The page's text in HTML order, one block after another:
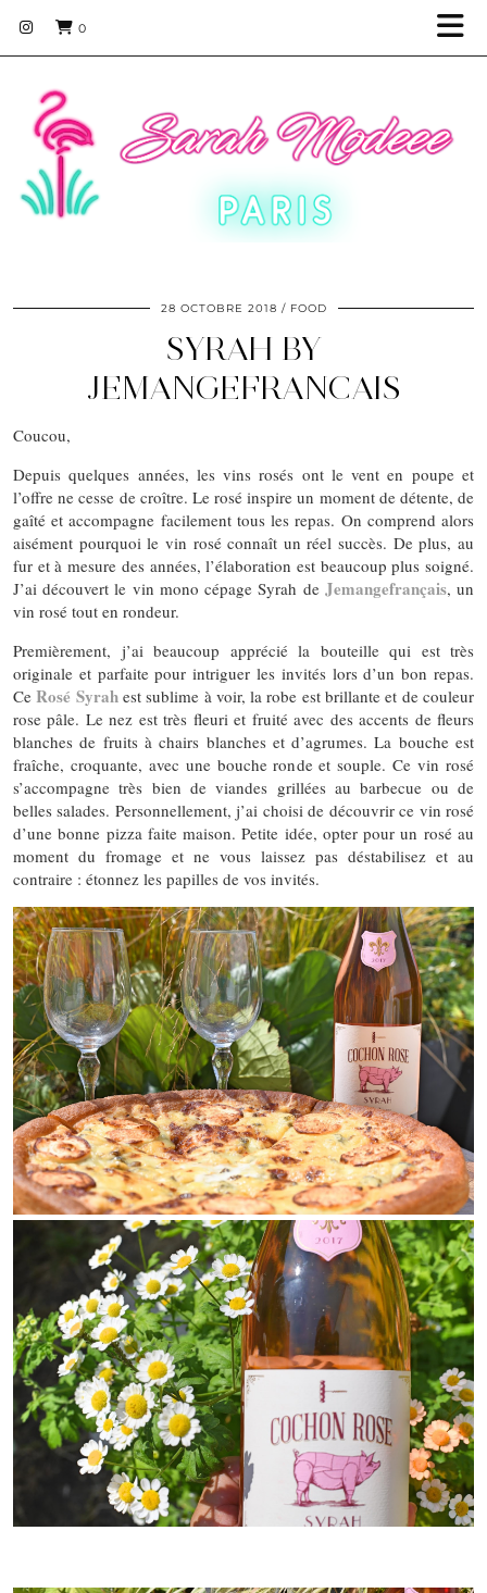
0
28 OCTOBRE 2018 FOOD
SYRAH BY
JEMANGEFRANCAIS
Coucou,
Depuis quelques années, les vins rosés ont le vent en poupe et
l’offre ne cesse de croître. Le rosé inspire un moment de détente, de
gaîté et accompagne facilement tous les repas. On comprend alors
aisément pourquoi le vin rosé connaît un réel succès. De plus, au
fur et à mesure des années, l’élaboration est beaucoup plus soigné.
J’ai découvert le vin mono cépage Syrah de Jemangefrançais, un
vin rosé tout en rondeur.
Premièrement, j’ai beaucoup apprécié la bouteille qui est très
originale et parfaite pour intriguer les invités lors d’un bon repas.
CeRosé Syrahest sublime à voir, la robe est brillante et de couleur
rose pâle. Le nez est très fleuri et fruité avec des accents de fleurs
blanches de fruits à chairs blanches et d’agrumes. La bouche est
fraîche, croquante, avec une bouche ronde et souple. Ce vin rosé
s’accompagne très bien de viandes grillées au barbecue ou de
belles salades. Personnellement, j’ai choisi de découvrir ce vin rosé
d’une bonne pizza faite maison. Petite idée, opter pour un rosé au
moment du fromage et ne vous laissez pas déstabilisez et au
contraire : étonnez les papilles de vos invités.